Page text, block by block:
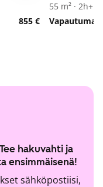
855 €
55 m² ·
hakuvahti ja
ensimmäisenä!
sähköpostiisi,